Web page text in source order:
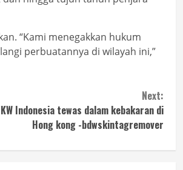
“Kami menegakkan hukum
perbuatannya di wilayah ini,”
Next:
Indonesia tewas dalam kebakaran di
Hong kong -bdwskintagremover